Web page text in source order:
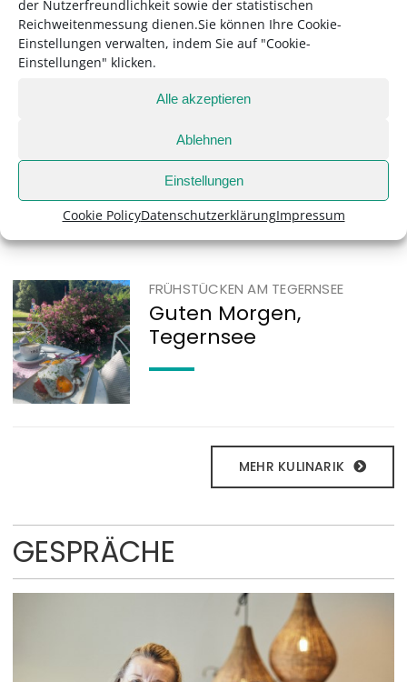
der Nutzerfreundlichkeit sowie der statistischen
Reichweitenmessung dienen.Sie können Ihre Cookie-
Einstellungen verwalten, indem Sie auf "Cookie-
Einstellungen" klicken.
Alle akzeptieren
Ablehnen
Einstellungen
Cookie PolicyDatenschutzerklärungImpressum
KULINARIK
tegernsee kitchen
KULINARIK
Echte Frauenpower in
der Küche
FRÜHSTÜCKEN AM TEGERNSEE
Guten Morgen,
Tegernsee
MEHR KULINARIK
GESPRÄCHE